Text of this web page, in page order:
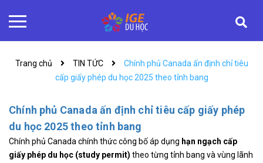
Trang chủ TIN TỨC
Chính phủ Canada ấn định chỉ tiêu
cấp giấy phép du học 2025 theo tỉnh bang
Chính phủ Canada ấn định chỉ tiêu cấp giấy phép
du học 2025 theo tỉnh bang
Chính phủ Canada chính thức công bố áp dụng hạn ngạch cấp
giấy phép du học (study permit) theo từng tỉnh bang và vùng lãnh